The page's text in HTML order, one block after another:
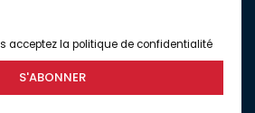
acceptez la politique de confidentialité